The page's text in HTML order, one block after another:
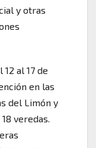
y otras
al 17 de
en las
del Limón y
veredas.